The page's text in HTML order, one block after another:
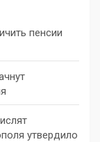
пенсии
утвердило